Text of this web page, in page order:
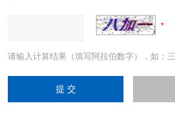
请输入计算结果（填写阿拉伯数字），如：